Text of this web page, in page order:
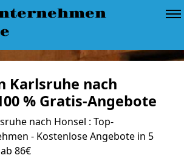
Karlsruhe nach
% Gratis-Angebote
nach Honsel : Top-
- Kostenlose Angebote in 5
86€